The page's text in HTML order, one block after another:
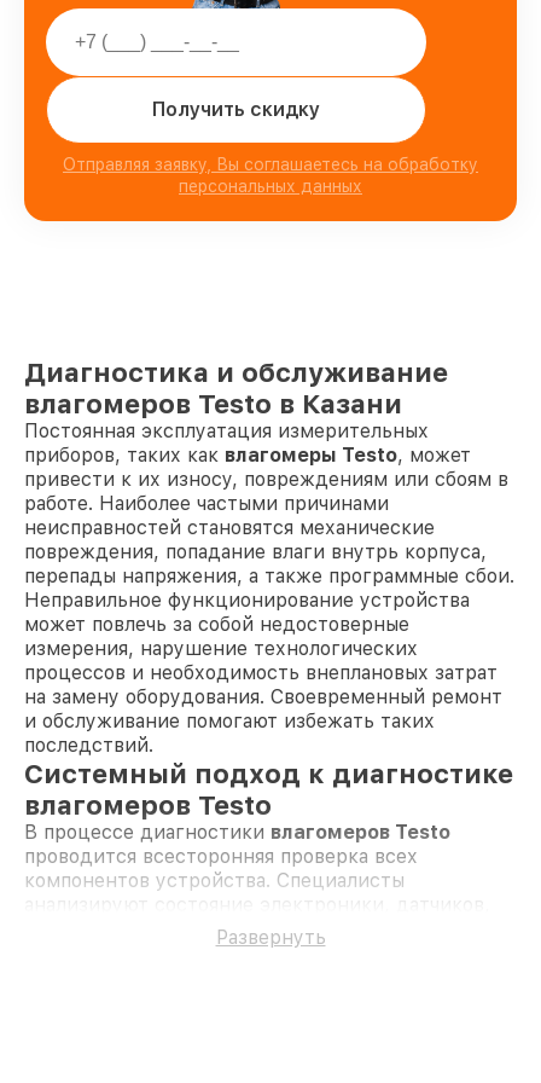
Получить скидку
Отправляя заявку, Вы соглашаетесь на обработку
персональных данных
Диагностика и обслуживание
влагомеров Testo в Казани
Постоянная эксплуатация измерительных
приборов, таких как влагомеры Testo, может
привести к их износу, повреждениям или сбоям в
работе. Наиболее частыми причинами
неисправностей становятся механические
повреждения, попадание влаги внутрь корпуса,
перепады напряжения, а также программные сбои.
Неправильное функционирование устройства
может повлечь за собой недостоверные
измерения, нарушение технологических
процессов и необходимость внеплановых затрат
на замену оборудования. Своевременный ремонт
и обслуживание помогают избежать таких
последствий.
Системный подход к диагностике
влагомеров Testo
В процессе диагностики влагомеров Testo
проводится всесторонняя проверка всех
компонентов устройства. Специалисты
корпуса и шнуров, проверяют правильность
работы программного обеспечения. Диагностика
Развернуть